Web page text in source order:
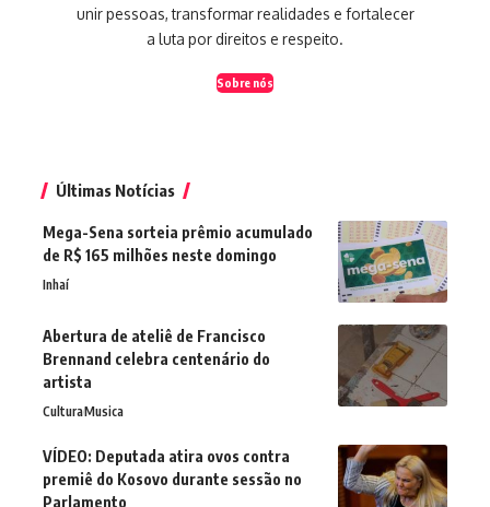
unir pessoas, transformar realidades e fortalecer
a luta por direitos e respeito.
Sobre nós
Últimas Notícias
Mega-Sena sorteia prêmio acumulado
de R$ 165 milhões neste domingo
Inhaí
Abertura de ateliê de Francisco
Brennand celebra centenário do
artista
CulturaMusica
VÍDEO: Deputada atira ovos contra
premiê do Kosovo durante sessão no
Parlamento